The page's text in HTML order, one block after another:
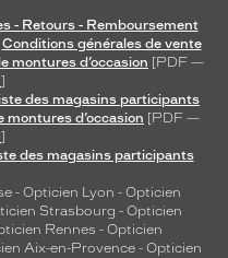
- Retours - Remboursement
Conditions générales de vente
montures d’occasion [PDF —
]
des magasins participants
d’occasion [PDF —
]
des magasins participants
- Opticien Lyon - Opticien
Strasbourg - Opticien
Rennes - Opticien
Aix-en-Provence - Opticien